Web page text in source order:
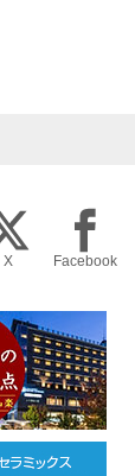
X Facebook